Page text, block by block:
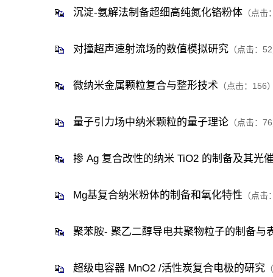
沉淀-氨解法制备超细高纯氮化铬粉体 （点击
对撞超声速射流场的数值模拟研究 （点击： 52
微纳米金属颗粒复合与整形技术 （点击： 156
量子引力场中纳米颗粒的量子理论 （点击： 76
掺 Ag 复合改性的纳米 TiO2 的制备及其光
Mg基复合纳米粉体的制备和氧化特性 （点击
聚苯胺- 聚乙二醇导电共聚物粒子的制备与
超级电容器 MnO2 /活性炭复合电极的研究